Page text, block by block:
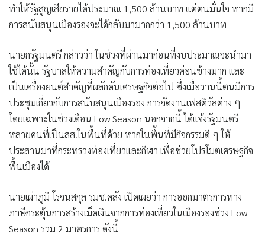
ทำให้รัฐสูญเสียรายได้ประมาณ 1,500 ล้านบาท แต่ตนมั่นใจ หากมี
การสนับสนุนเมืองรองจะได้กลับมามากกว่า 1,500 ล้านบาท
นายกรัฐมนตรี กล่าวว่า ในช่วงที่ผ่านมาก่อนที่งบประมาณจะนำมา
ใช้ได้นั้น รัฐบาลให้ความสำคัญกับการท่องเที่ยวค่อนข้างมาก และ
เป็นเครื่องยนต์สำคัญที่ผลักดันเศรษฐกิจต่อไป ซึ่งเมื่อวานนี้ตนมีการ
ประชุมเกี่ยวกับการสนับสนุนเมืองรอง การจัดงานเฟสติวัลต่าง ๆ
โดยเฉพาะในช่วงเดือน Low Season นอกจากนี้ ได้แจ้งรัฐมนตรี
หลายคนที่เป็นสส.ในพื้นที่ด้วย หากในพื้นที่มีกิจกรรมดี ๆ ให้
ประสานมาที่กระทรวงท่องเที่ยวและกีฬา เพื่อช่วยโปรโมตเศรษฐกิจ
พื้นเมืองได้
นายเผ่าภูมิ โรจนสกุล รมช.คลัง เปิดเผยว่า การออกมาตรการทาง
ภาษีกระตุ้นการสร้างเม็ดเงินจากการท่องเที่ยวในเมืองรองช่วง Low
Season รวม 2 มาตรการ ดังนี้